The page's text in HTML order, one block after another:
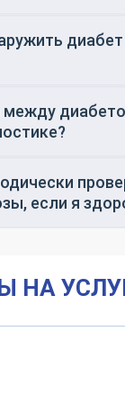
диабет
между
если я
НА